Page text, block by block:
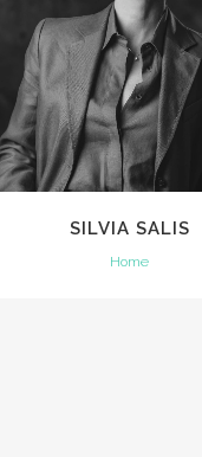
VIEW
SILVIA SALIS
Home